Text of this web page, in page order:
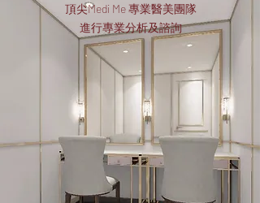
頂尖Medi Me 專業醫美團隊
​進行專業分析及諮詢